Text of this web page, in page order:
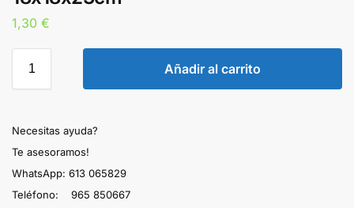
1,30 €
Añadir al carrito
Necesitas ayuda?
Te asesoramos!
WhatsApp: 613 065829
Teléfono: 965 850667